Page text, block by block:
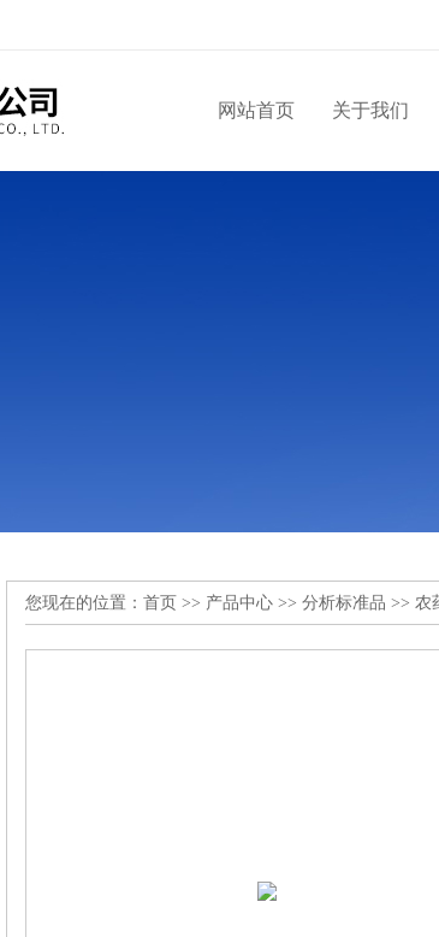
网站首页 关于我们
您现在的位置： 首页 >> 产品中心 >> 分析标准品 >> 农